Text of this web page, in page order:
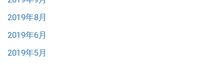
2019年8月
2019年6月
2019年5月